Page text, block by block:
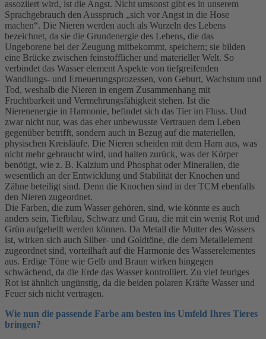
assoziiert wird, ist die Angst. Nicht umsonst gibt es in unserem
Sprachgebrauch den Ausspruch „sich vor Angst in die Hose
machen“. Die Nieren werden auch als Wurzeln des Lebens
bezeichnet, da sie die Grundenergie des Lebens, die das
Ungeborene bei der Zeugung mitbekommt, speichern; sie bilden
eine Brücke zwischen feinstofflicher und materieller Welt. So
verbindet das Wasser element Aspekte von tiefgreifenden
Wandlungs- und Erneuerungsprozessen, von Geburt, Wachstum und
Tod, weshalb die Nieren in engem Zusammenhang mit
Fruchtbarkeit und Vermehrungsfähigkeit stehen. Ist die
Nierenenergie in Harmonie, befindet sich das Tier im Fluss. Und
zwar nicht nur, was das eher unbewusste Vertrauen dem Leben
gegenüber betrifft, sondern auch in Bezug auf die materiellen,
physischen Kreisläufe. Die Nieren scheiden mit dem Harn aus, was
nicht mehr gebraucht wird, und halten zurück, was der Körper
benötigt, wie z. B. Kalzium und Phosphat oder Mineralien, die
wesentlich an der Entwicklung und Stabilität der Knochen und
Zähne beteiligt sind. Denn die Knochen sind in der TCM ebenfalls
den Nieren zugeordnet.
Die Farben, die zum Wasser gehören, sind, wie könnte es auch
anders sein, Tiefblau, Schwarz und Grau, die mit ein wenig Rot und
Grün aufgehellt werden können. Da Metall die Mutter des Wassers
ist, wirken sich auch Silber- und Goldtöne, die dem Metallelement
zugeordnet sind, vorteilhaft auf die Harmonie des Wasserelementes
aus. Erdige Töne wie Gelb und Braun wirken hingegen
schwächend, da die Erde das Wasser kontrolliert. Zu viel feuriges
Rot ist ähnlich ungünstig, da die beiden polaren Kräfte Wasser und
Feuer sich nicht vertragen.
Wie nun die passende Farbe am besten ins Umfeld Ihres Tieres
bringen?